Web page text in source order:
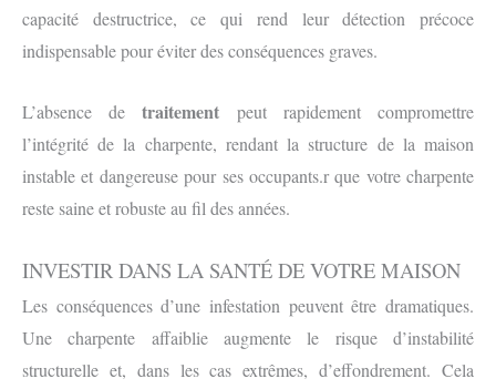
capacité destructrice, ce qui rend leur détection précoce
indispensable pour éviter des conséquences graves.
L’absence detraitement peut rapidement compromettre
l’intégrité de la charpente, rendant la structure de la maison
instable et dangereuse pour ses occupants.r que votre charpente
reste saine et robuste au fil des années.
INVESTIR DANS LA SANTÉ DE VOTRE MAISON
Les conséquences d’une infestation peuvent être dramatiques.
Une charpente affaiblie augmente le risque d’instabilité
structurelle et, dans les cas extrêmes, d’effondrement. Cela